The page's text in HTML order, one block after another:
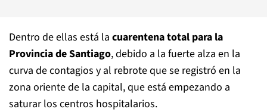
Dentro de ellas está la cuarentena total para la
Provincia de Santiago, debido a la fuerte alza en la
curva de contagios y al rebrote que se registró en la
zona oriente de la capital, que está empezando a
saturar los centros hospitalarios.